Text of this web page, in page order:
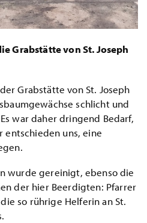
Grabstätte von St. Joseph
Grabstätte von St. Joseph
schlicht und
war daher dringend Bedarf,
entschieden uns, eine
wurde gereinigt, ebenso die
der hier Beerdigten: Pfarrer
die so rührige Helferin an St.